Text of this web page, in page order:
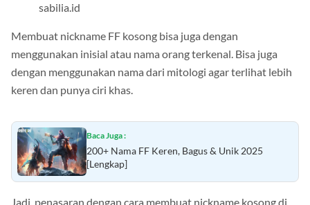
sabilia.id
Membuat nickname FF kosong bisa juga dengan
menggunakan inisial atau nama orang terkenal. Bisa juga
dengan menggunakan nama dari mitologi agar terlihat lebih
keren dan punya ciri khas.
Baca Juga :
200+ Nama FF Keren, Bagus & Unik 2025
[Lengkap]
Jadi, penasaran dengan cara membuat nickname kosong di